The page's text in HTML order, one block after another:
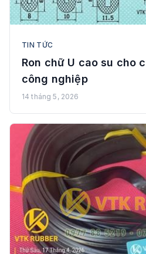
TIN TỨC
Ron chữ U cao su cho
công nghiệp
14 tháng 5, 2026